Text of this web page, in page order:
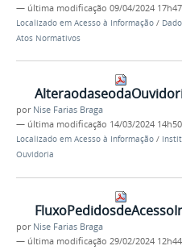
— última modificação 09/04/2024 17h47
Localizado em Acesso à Informação /
Atos Normativos
por Nise Farias Braga
— última modificação 14/03/2024 14h50
Localizado em Acesso à Informação /
Ouvidoria
por Nise Farias Braga
— última modificação 29/02/2024 12h44